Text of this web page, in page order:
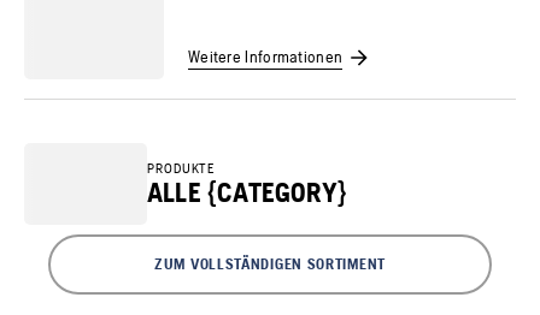
Weitere Informationen
PRODUKTE
ALLE {CATEGORY}
ZUM VOLLSTÄNDIGEN SORTIMENT